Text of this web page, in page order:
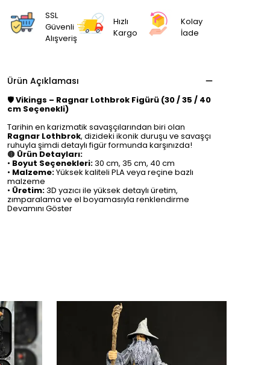
SSL
Güvenli
Alışveriş
Hızlı
Kargo
Kolay
İade
Ürün Açıklaması
🛡️Vikings – Ragnar Lothbrok Figürü (30 / 35 / 40
cm Seçenekli)
Tarihin en karizmatik savaşçılarından biri olan
Ragnar Lothbrok, dizideki ikonik duruşu ve savaşçı
ruhuyla şimdi detaylı figür formunda karşınızda!
🟤 Ürün Detayları:
• Boyut Seçenekleri:30 cm, 35 cm, 40 cm
• Malzeme:Yüksek kaliteli PLA veya reçine bazlı
malzeme
• Üretim:3D yazıcı ile yüksek detaylı üretim,
zımparalama ve el boyamasıyla renklendirme
Devamını Göster